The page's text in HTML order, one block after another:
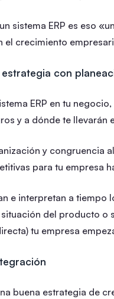
sistema ERP es eso
el crecimiento
con
ERP en tu
y a dónde te llevarán
y congruencia
para tu empresa
e interpretan a
del producto o
tu empresa
buena estrategia de